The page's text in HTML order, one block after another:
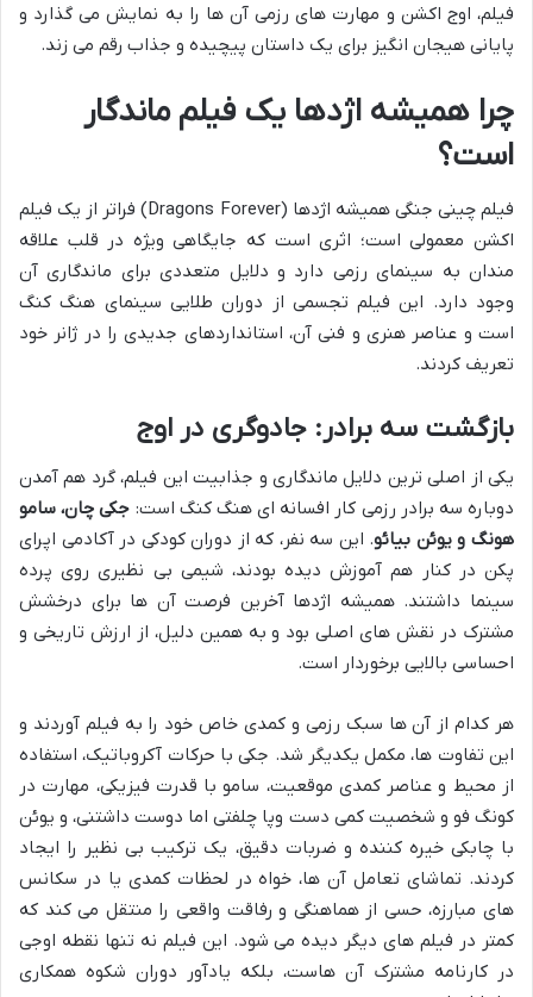
فیلم، اوج اکشن و مهارت های رزمی آن ها را به نمایش می گذارد و
پایانی هیجان انگیز برای یک داستان پیچیده و جذاب رقم می زند.
چرا همیشه اژدها یک فیلم ماندگار
است؟
فیلم چینی جنگی همیشه اژدها (Dragons Forever) فراتر از یک فیلم
اکشن معمولی است؛ اثری است که جایگاهی ویژه در قلب علاقه
مندان به سینمای رزمی دارد و دلایل متعددی برای ماندگاری آن
وجود دارد. این فیلم تجسمی از دوران طلایی سینمای هنگ کنگ
است و عناصر هنری و فنی آن، استانداردهای جدیدی را در ژانر خود
تعریف کردند.
بازگشت سه برادر: جادوگری در اوج
یکی از اصلی ترین دلایل ماندگاری و جذابیت این فیلم، گرد هم آمدن
دوباره سه برادر رزمی کار افسانه ای هنگ کنگ است: جکی چان، سامو
هونگ و یوئن بیائو. این سه نفر، که از دوران کودکی در آکادمی اپرای
پکن در کنار هم آموزش دیده بودند، شیمی بی نظیری روی پرده
سینما داشتند. همیشه اژدها آخرین فرصت آن ها برای درخشش
مشترک در نقش های اصلی بود و به همین دلیل، از ارزش تاریخی و
احساسی بالایی برخوردار است.
هر کدام از آن ها سبک رزمی و کمدی خاص خود را به فیلم آوردند و
این تفاوت ها، مکمل یکدیگر شد. جکی با حرکات آکروباتیک، استفاده
از محیط و عناصر کمدی موقعیت، سامو با قدرت فیزیکی، مهارت در
کونگ فو و شخصیت کمی دست وپا چلفتی اما دوست داشتنی، و یوئن
با چابکی خیره کننده و ضربات دقیق، یک ترکیب بی نظیر را ایجاد
کردند. تماشای تعامل آن ها، خواه در لحظات کمدی یا در سکانس
های مبارزه، حسی از هماهنگی و رفاقت واقعی را منتقل می کند که
کمتر در فیلم های دیگر دیده می شود. این فیلم نه تنها نقطه اوجی
در کارنامه مشترک آن هاست، بلکه یادآور دوران شکوه همکاری